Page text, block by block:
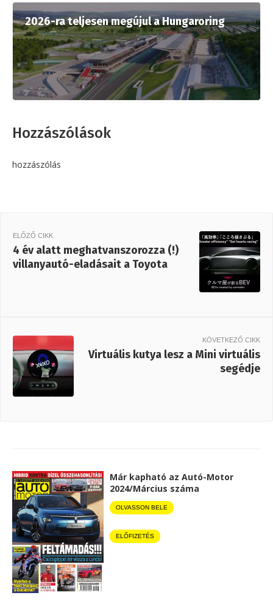
2026-ra teljesen megújul a Hungaroring
Hozzászólások
hozzászólás
ELŐZŐ CIKK
4 év alatt meghatvanszorozza (!)
villanyautó-eladásait a Toyota
KÖVETKEZŐ CIKK
Virtuális kutya lesz a Mini virtuális
segédje
Már kapható az Autó-Motor
2024/Március száma
OLVASSON BELE
ELŐFIZETÉS